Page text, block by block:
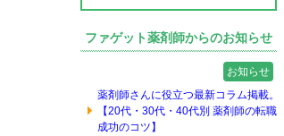
ファゲット薬剤師からのお知らせ
お知らせ
薬剤師さんに役立つ最新コラム掲載。
【20代・30代・40代別 薬剤師の転職
成功のコツ】